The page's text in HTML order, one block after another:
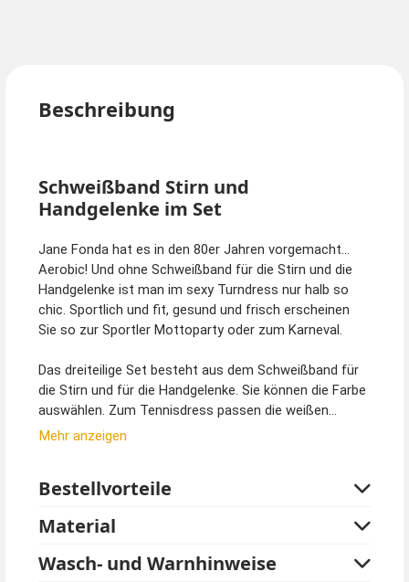
Beschreibung
Schweißband Stirn und
Handgelenke im Set
Jane Fonda hat es in den 80er Jahren vorgemacht...
Aerobic! Und ohne Schweißband für die Stirn und die
Handgelenke ist man im sexy Turndress nur halb so
chic. Sportlich und fit, gesund und frisch erscheinen
Sie so zur Sportler Mottoparty oder zum Karneval.
Das dreiteilige Set besteht aus dem Schweißband für
die Stirn und für die Handgelenke. Sie können die Farbe
auswählen. Zum Tennisdress passen die weißen
Frottee Bänder sehr gut. Steffi Graf oder Boris Becker
kann das Set auch von Herren getragen werden. Durch
dehnbar und für jeden Umfang geeignet.
Kurze Hosen und Bustiers sind nicht im Lieferumfang
Mehr anzeigen
Bestellvorteile
Material
Wasch- und Warnhinweise